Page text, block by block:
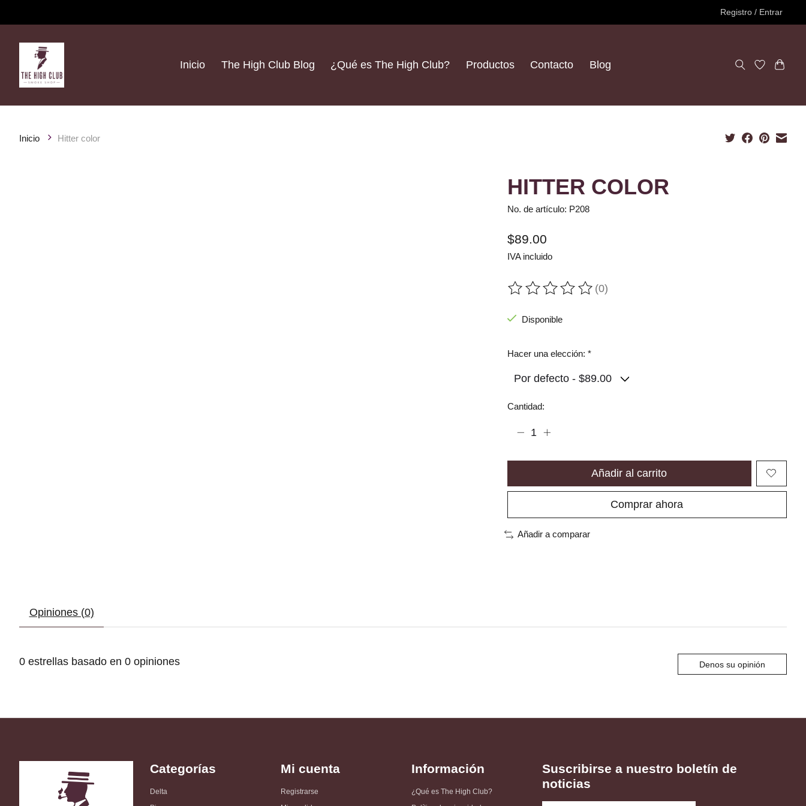
Registro / Entrar
Inicio The High Club Blog ¿Qué es The High Club? Productos Contacto Blog
Inicio Hitter color
HITTER COLOR
No. de artículo: P208
$89.00
IVA incluido
The rating of this product is
(0)
Disponible
Hacer una elección: *
Cantidad:
Añadir al carrito
Comprar ahora
Añadir a comparar
Opiniones (0)
0 estrellas basado en 0 opiniones Denos su opinión
Categorías
Delta
Mi cuenta
Registrarse
Información
¿Qué es The High Club?
Suscribirse a nuestro boletín de
noticias